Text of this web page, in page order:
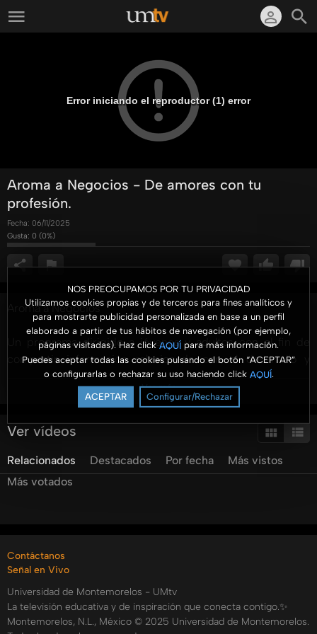
NOS PREOCUPAMOS POR TU PRIVACIDAD
Utilizamos cookies propias y de terceros para fines analíticos y
para mostrarte publicidad personalizada en base a un perfil
elaborado a partir de tus hábitos de navegación (por ejemplo,
páginas visitadas). Haz click AQUÍ para más información.
Puedes aceptar todas las cookies pulsando el botón “ACEPTAR”
o configurarlas o rechazar su uso haciendo click AQUÍ.
ACEPTAR Configurar/Rechazar
Error iniciando el reproductor (1) error
Aroma a Negocios - De amores con tu
profesión.
Fecha: 06/11/2025
Gusta: 0 (0%)
Aroma a Negocios
Un programa dirigido a jóvenes y adultos con el fin de
compartir información relacionada con el desarrollo y
gestión de los negocios. Se presenta información
profesional con un enfoque práctico y para ser aterrizado
en las organizaciones.
@unimontemorelos @pulsoum @umradioo
Categorías:
Ver más
Ver vídeos
Relacionados Destacados Por fecha
Más vistos
Más votados
Contáctanos
Señal en Vivo
Universidad de Montemorelos - UMtv
La televisión educativa y de inspiración que conecta contigo.✨
Montemorelos, N.L., México © 2025 Universidad de Montemorelos.